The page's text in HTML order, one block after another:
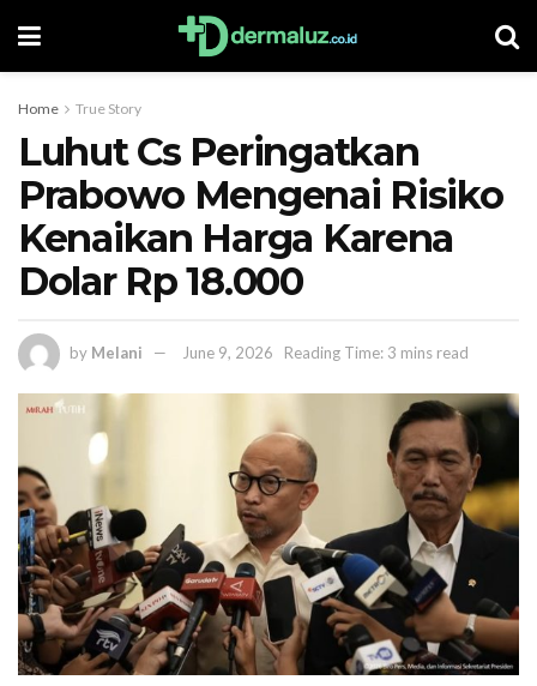
Home True Story
Luhut Cs Peringatkan
Prabowo Mengenai Risiko
Kenaikan Harga Karena
Dolar Rp 18.000
by Melani June 9, 2026 Reading Time: 3 mins read